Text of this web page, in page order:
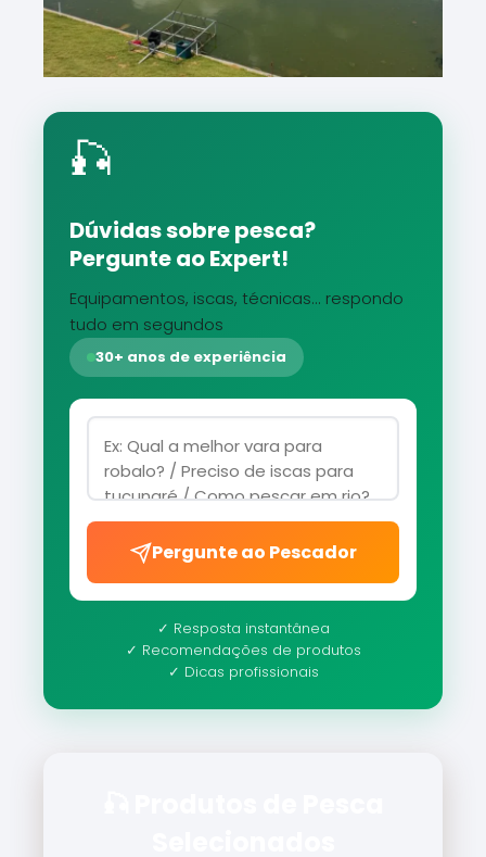
🎣
Dúvidas sobre pesca?
Pergunte ao Expert!
Equipamentos, iscas, técnicas... respondo
tudo em segundos
30+ anos de experiência
Pergunte ao Pescador
✓ Resposta instantânea
✓ Recomendações de produtos
✓ Dicas profissionais